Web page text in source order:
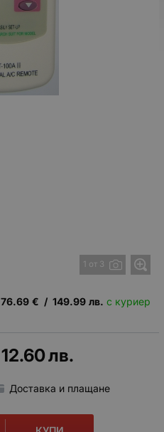
1 от 3
76.69 € / 149.99 лв. с куриер
12.60лв.
Доставка и плащане